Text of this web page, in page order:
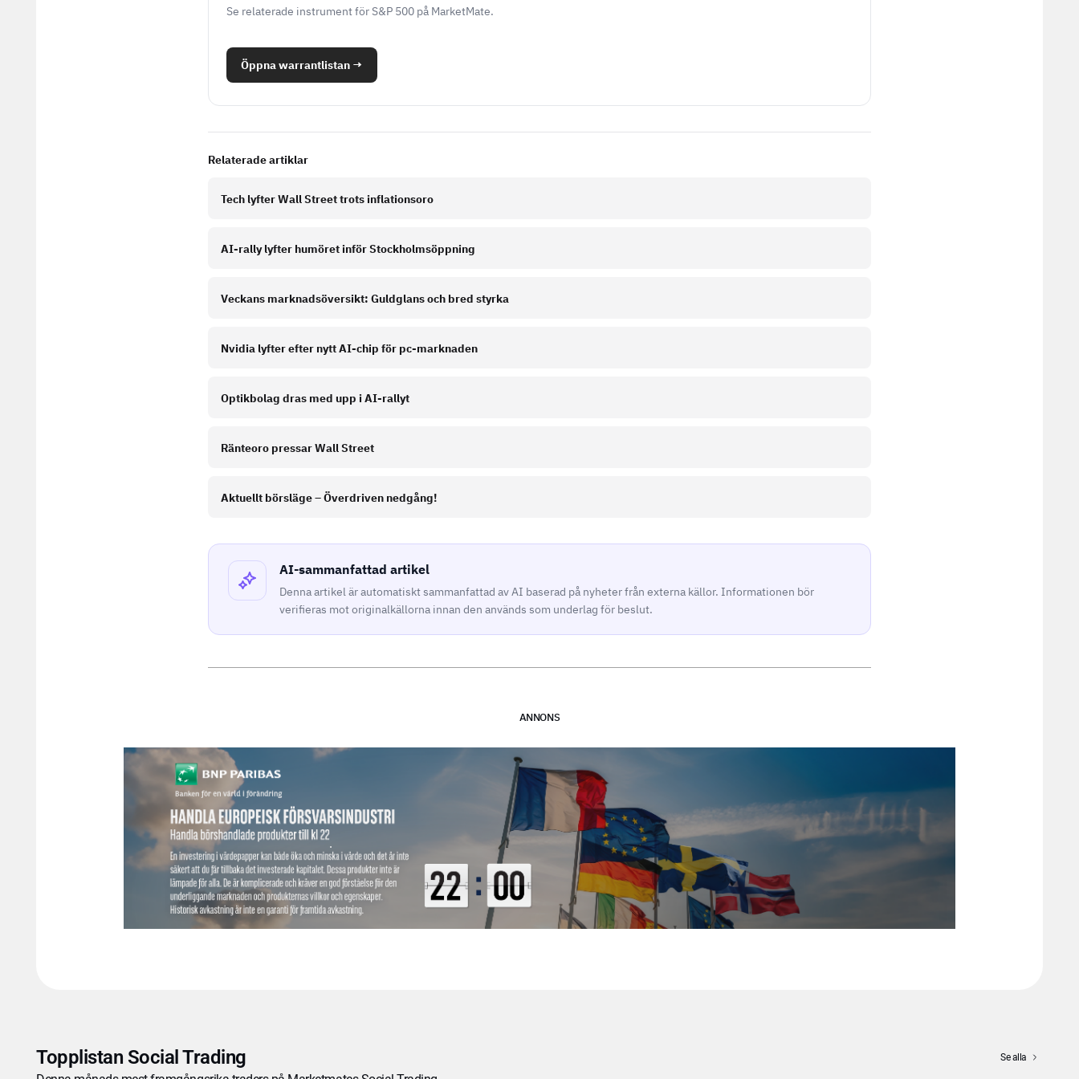
Se relaterade instrument för S&P 500 på MarketMate.
Öppna warrantlistan →
Relaterade artiklar
Tech lyfter Wall Street trots inflationsoro
AI-rally lyfter humöret inför Stockholmsöppning
Veckans marknadsöversikt: Guldglans och bred styrka
Nvidia lyfter efter nytt AI-chip för pc-marknaden
Optikbolag dras med upp i AI-rallyt
Ränteoro pressar Wall Street
Aktuellt börsläge – Överdriven nedgång!
AI-sammanfattad artikel
Denna artikel är automatiskt sammanfattad av AI baserad på nyheter från externa källor. Informationen bör
verifieras mot originalkällorna innan den används som underlag för beslut.
ANNONS
Topplistan Social Trading Se alla